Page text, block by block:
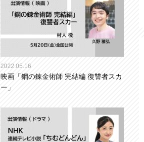
2022.05.16
映画「鋼の錬金術師 完結編 復讐者スカ
ー」